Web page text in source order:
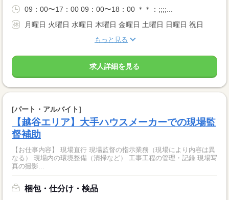
09：00〜17：00 09：00〜18：00 ＊＊：;;;;...
月曜日 火曜日 水曜日 木曜日 金曜日 土曜日 日曜日 祝日
もっと見る
求人詳細を見る
[パート・アルバイト]
【越谷エリア】大手ハウスメーカーでの現場監
督補助
【お仕事内容】 現場直行 現場監督の指示業務（現場により内容は異
なる） 現場内の環境整備（清掃など） 工事工程の管理・記録 現場写
真の撮影...
梱包・仕分け・検品